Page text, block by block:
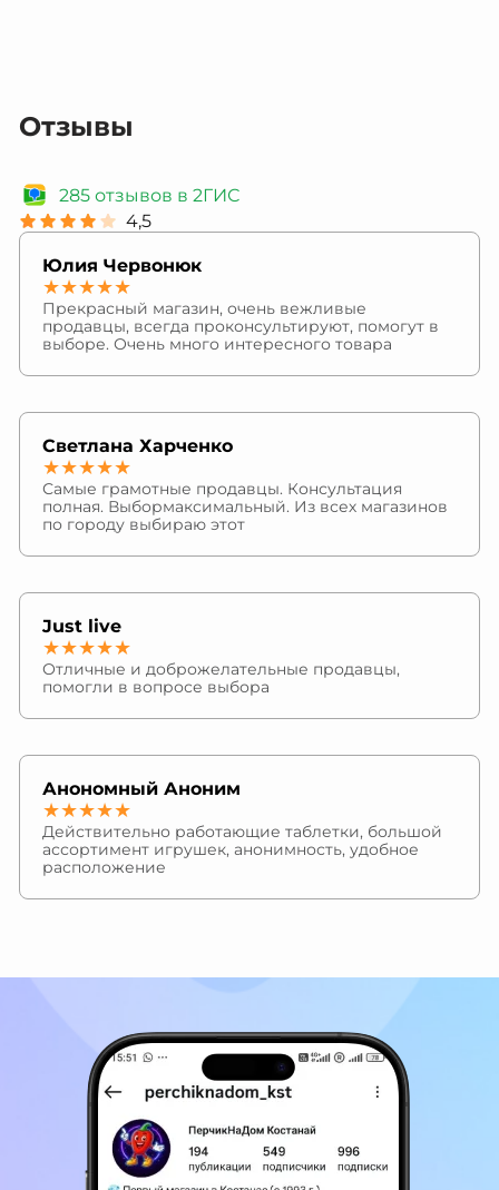
Отзывы
285 отзывов в 2ГИС
4,5
Юлия Червонюк
★★★★★
Прекрасный магазин, очень вежливые
продавцы, всегда проконсультируют, помогут в
выборе. Очень много интересного товара
Светлана Харченко
★★★★★
Самые грамотные продавцы. Консультация
полная. Выбормаксимальный. Из всех магазинов
по городу выбираю этот
Just live
★★★★★
Отличные и доброжелательные продавцы,
помогли в вопросе выбора
Анономный Аноним
★★★★★
Действительно работающие таблетки, большой
ассортимент игрушек, анонимность, удобное
расположение